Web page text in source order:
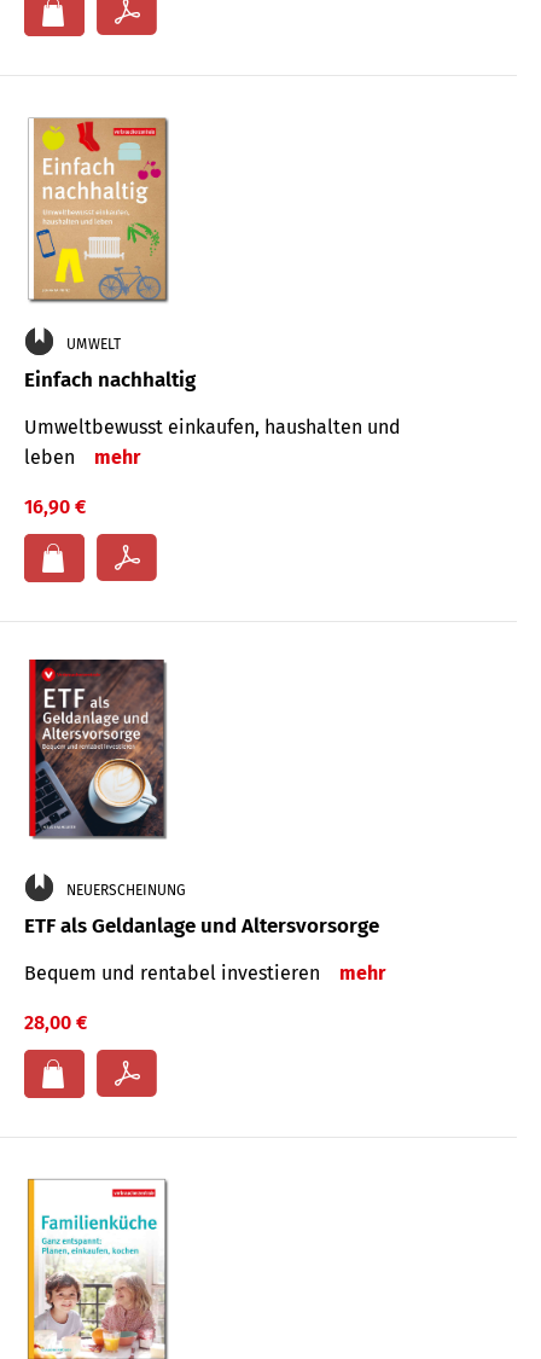
UMWELT
Einfach nachhaltig
Umweltbewusst einkaufen, haushalten und
leben
mehr
16,90 €
NEUERSCHEINUNG
ETF als Geldanlage und Altersvorsorge
Bequem und rentabel investieren mehr
28,00 €